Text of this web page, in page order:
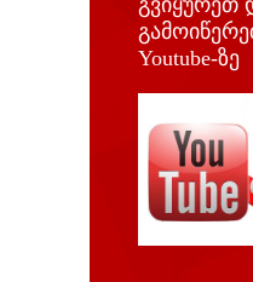
გვიყურეთ
Youtube-ზე